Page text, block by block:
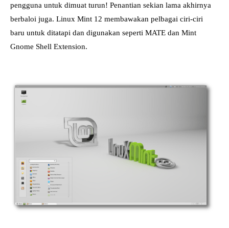
pengguna untuk dimuat turun! Penantian sekian lama akhirnya
berbaloi juga. Linux Mint 12 membawakan pelbagai ciri-ciri
baru untuk ditatapi dan digunakan seperti MATE dan Mint
Gnome Shell Extension.